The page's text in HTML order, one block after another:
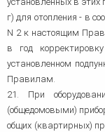
г) для отопления - в
N 2 к настоящим
в год
установленном
Правилам.
21. При
(общедомовыми)
общих (квартирных)